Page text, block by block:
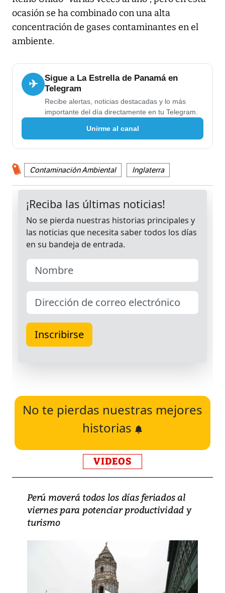
ocasión se ha combinado con una alta
concentración de gases contaminantes en el
ambiente.
✈
Sigue a La Estrella de Panamá en
Telegram
Recibe alertas, noticias destacadas y lo más
importante del día directamente en tu Telegram.
Unirme al canal
Contaminación Ambiental Inglaterra
No te pierdas nuestras mejores
historias
VIDEOS
Perú moverá todos los días feriados al
viernes para potenciar productividad y
turismo